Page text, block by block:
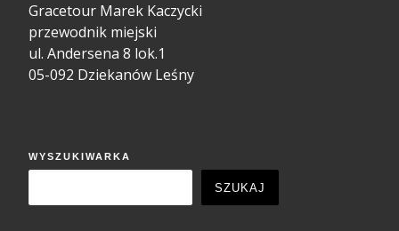
Gracetour Marek Kaczycki
przewodnik miejski
ul. Andersena 8 lok.1
05-092 Dziekanów Leśny
WYSZUKIWARKA
SZUKAJ